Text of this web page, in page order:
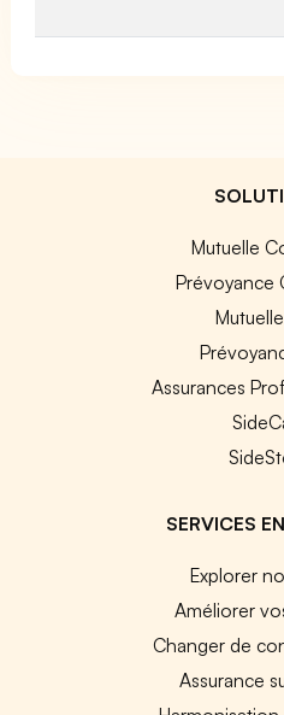
Mutuelle
Prévoyance
Assurances
SERVICES
Explorer
Améliorer
Changer de
Assurance